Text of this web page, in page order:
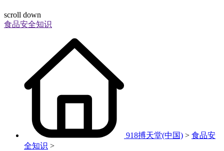
scroll down
食品安全知识
918搏天堂(中国) > 食品安
全知识 >